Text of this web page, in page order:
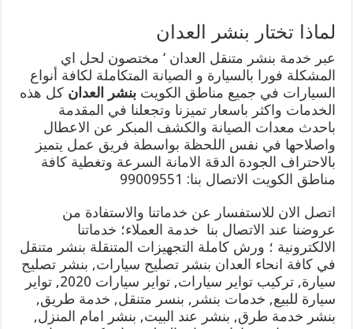
لماذا تختار بنشر العدان
عبر خدمة بنشر متنقل العدان ‘ مختصون لحل اي
المشكلة فورا بالسيارة و الصيانة المتكاملة لكافة أنواع
السيارات في جميع مناطق الكويت بنشر العدانكل هذه
الخدمات واكثر باسعار تميزنا وتجعلنا في المقدمة
باحدث معدات الصيانة والكشف المبكر عن الاعطال
واصلاحها في نفس اللحظة بواسطة فريق عمل يتميز
بالاحتراف الجودة الدقة الامانة السرعة وتغطية كافة
مناطق الكويت الاتصال بنا: 99009551
اتصل الان للاستفسار عن خدماتنا والاستفادة من
عروضنا عند الاتصال بنا خدمة العملاء؛ خدماتنا
الالكترونية ؛ ورش كاملة التجهيزات المتنقلة بنشر متنقل
في كافة انحاء العدان بنشر تصليح سيارات, بنشر تصليح
سيارة, تركيب تواير سيارات, تواير سيارات 2020, تواير
سيارة للبيع, خدمات بنشر, بنسر متنقل, خدمة طريق,
بنشر خدمة طرق, بنشر عند البيت, بنشر امام المنزل,